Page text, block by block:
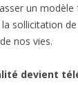
un modèle
la sollicitation
nos vies.
devient